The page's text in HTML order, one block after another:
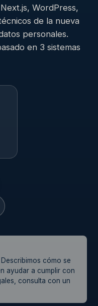
WordPress,
de la nueva
personales.
en 3 sistemas
cómo se
ayudar a cumplir con
consulta con un